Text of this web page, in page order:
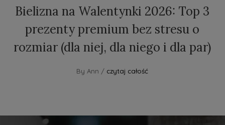
Bielizna na Walentynki 2026: Top 3
prezenty premium bez stresu o
rozmiar (dla niej, dla niego i dla par)
By Ann / czytaj całość